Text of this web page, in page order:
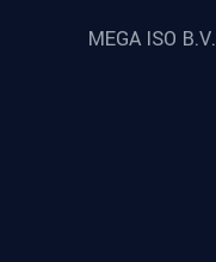
MEGA ISO B.V.